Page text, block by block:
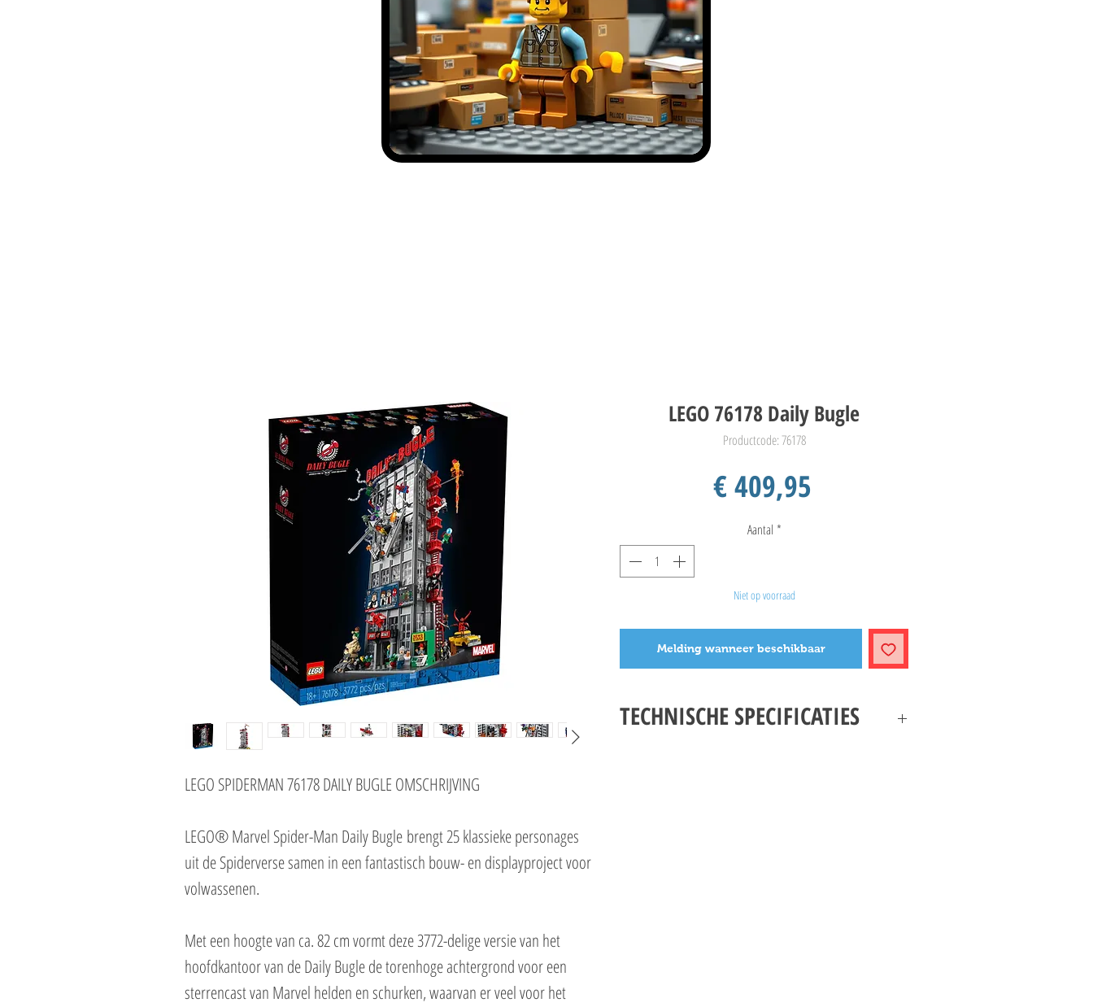
LEGO SPIDERMAN 76178 DAILY BUGLE OMSCHRIJVING
LEGO® Marvel Spider-Man Daily Bugle brengt 25 klassieke personages
uit de Spiderverse samen in een fantastisch bouw- en displayproject voor
volwassenen.
Met een hoogte van ca. 82 cm vormt deze 3772-delige versie van het
hoofdkantoor van de Daily Bugle de torenhoge achtergrond voor een
sterrencast van Marvel helden en schurken, waarvan er veel voor het
LEGO 76178 Daily Bugle
Productcode: 76178
€ 409,95
Aantal *
Niet op voorraad
Melding wanneer beschikbaar
TECHNISCHE SPECIFICATIES